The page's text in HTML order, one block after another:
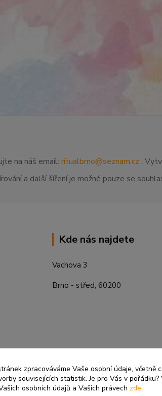
na náš email: ritualbrno@seznam.cz .
a další šíření je možné pouze se
Kde nás najdete
Vachova 3
Brno - střed, 60200
zpracováváme Vaše osobní údaje, včetně
souvisejících statistik. Je pro Vás v pořádku?
osobních údajů a Vašich právech zde.